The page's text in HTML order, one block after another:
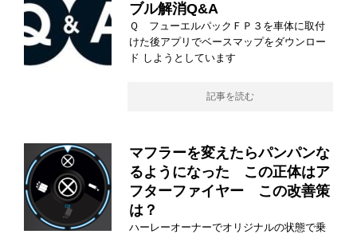
ブル解消Q&A
Ｑ フューエルパックＦＰ３を車体に取付
けた後アプリでベースマップをダウンロー
ド しようとしています
記事を読む
マフラーを変えたらパンパンな
るようになった この正体はア
フターファイヤー この改善策
は？
ハーレーオーナーでオリジナルの状態で乗